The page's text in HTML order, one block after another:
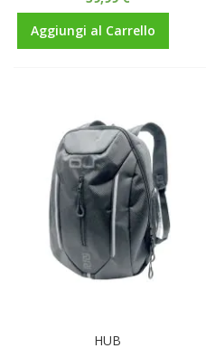
Aggiungi al Carrello
HUB